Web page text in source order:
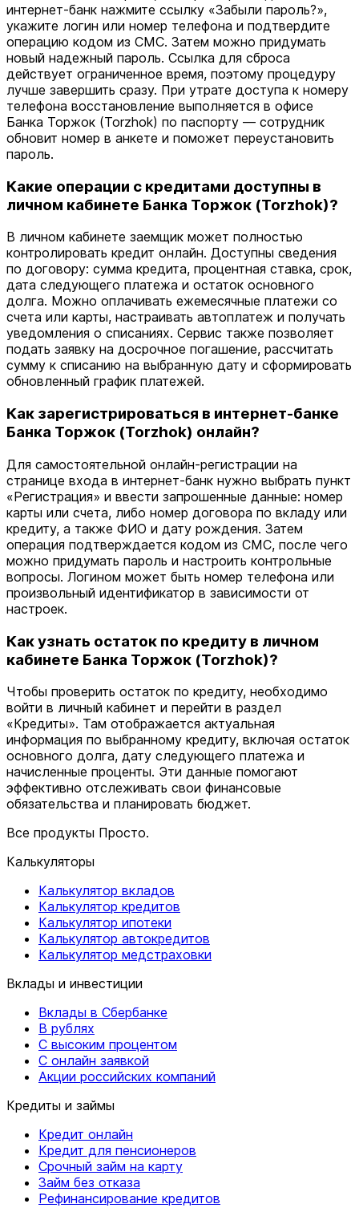
интернет-банк нажмите ссылку «Забыли пароль?»,
укажите логин или номер телефона и подтвердите
операцию кодом из СМС. Затем можно придумать
новый надежный пароль. Ссылка для сброса
действует ограниченное время, поэтому процедуру
лучше завершить сразу. При утрате доступа к номеру
телефона восстановление выполняется в офисе
Банка Торжок (Torzhok) по паспорту — сотрудник
обновит номер в анкете и поможет переустановить
пароль.
Какие операции с кредитами доступны в
личном кабинете Банка Торжок (Torzhok)?
В личном кабинете заемщик может полностью
контролировать кредит онлайн. Доступны сведения
по договору: сумма кредита, процентная ставка, срок,
дата следующего платежа и остаток основного
долга. Можно оплачивать ежемесячные платежи со
счета или карты, настраивать автоплатеж и получать
уведомления о списаниях. Сервис также позволяет
подать заявку на досрочное погашение, рассчитать
сумму к списанию на выбранную дату и сформировать
обновленный график платежей.
Как зарегистрироваться в интернет-банке
Банка Торжок (Torzhok) онлайн?
Для самостоятельной онлайн-регистрации на
странице входа в интернет-банк нужно выбрать пункт
«Регистрация» и ввести запрошенные данные: номер
карты или счета, либо номер договора по вкладу или
кредиту, а также ФИО и дату рождения. Затем
операция подтверждается кодом из СМС, после чего
можно придумать пароль и настроить контрольные
вопросы. Логином может быть номер телефона или
произвольный идентификатор в зависимости от
настроек.
Как узнать остаток по кредиту в личном
кабинете Банка Торжок (Torzhok)?
Чтобы проверить остаток по кредиту, необходимо
войти в личный кабинет и перейти в раздел
«Кредиты». Там отображается актуальная
информация по выбранному кредиту, включая остаток
основного долга, дату следующего платежа и
начисленные проценты. Эти данные помогают
эффективно отслеживать свои финансовые
обязательства и планировать бюджет.
Все продукты Просто.
Калькуляторы
Калькулятор вкладов
Калькулятор кредитов
Калькулятор ипотеки
Калькулятор автокредитов
Калькулятор медстраховки
Вклады и инвестиции
Вклады в Сбербанке
В рублях
С высоким процентом
С онлайн заявкой
Акции российских компаний
Кредиты и займы
Кредит онлайн
Кредит для пенсионеров
Срочный займ на карту
Займ без отказа
Рефинансирование кредитов